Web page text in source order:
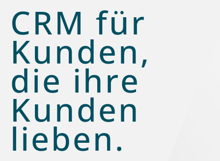
CRM für
Kunden,
die ihre
Kunden
lieben.